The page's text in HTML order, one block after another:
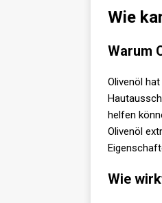
Wie
Warum
Olivenöl
helfen
Olivenöl
Wie